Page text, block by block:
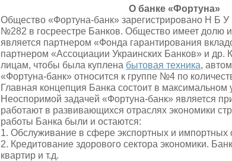
О банке «Фортуна»
Общество «Фортуна-банк» зарегистрировано Н Б У
№282 в госреестре Банков. Общество имеет долю
является партнером «Фонда гарантирования
партнером «Ассоциации Украинских Банков» и
лицам, чтобы была куплена бытовая техника,
«Фортуна-банк» относится к группе №4 по
Главная концепция Банка состоит в максимальном
Неоспоримой задачей «Фортуна-банк» является
работают в развивающихся отраслях экономики
работы Банка были и остаются:
1. Обслуживание в сфере экспортных и импортных
2. Кредитование здорового сектора экономики.
квартир и т.д.